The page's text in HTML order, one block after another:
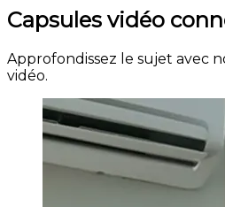
Capsules vidéo
Approfondissez le sujet avec
vidéo.